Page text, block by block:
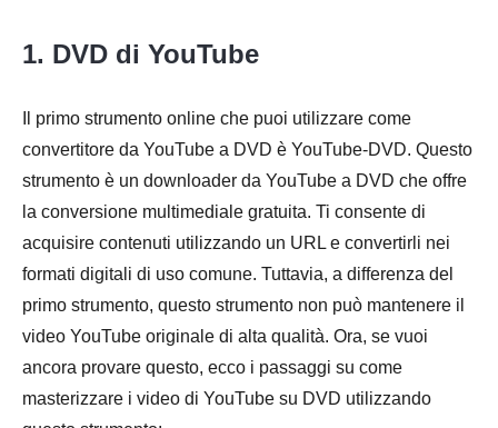
1. DVD di YouTube
Il primo strumento online che puoi utilizzare come
convertitore da YouTube a DVD è YouTube-DVD. Questo
strumento è un downloader da YouTube a DVD che offre
la conversione multimediale gratuita. Ti consente di
acquisire contenuti utilizzando un URL e convertirli nei
formati digitali di uso comune. Tuttavia, a differenza del
primo strumento, questo strumento non può mantenere il
video YouTube originale di alta qualità. Ora, se vuoi
ancora provare questo, ecco i passaggi su come
masterizzare i video di YouTube su DVD utilizzando